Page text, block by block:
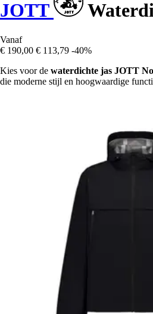
JOTT
Vanaf
€ 190,00 € 113,79 -40%
Kies voor de waterdichte jas JOTT
die moderne stijl en hoogwaardige